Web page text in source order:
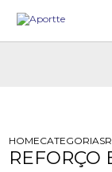
HOMECATEGORIAS
REFORÇO